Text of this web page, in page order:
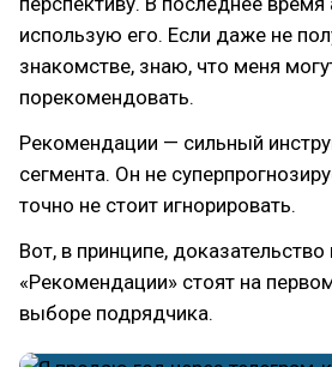
использую его. Если даже не
знакомстве, знаю, что меня
порекомендовать.
Рекомендации — сильный
сегмента. Он не
точно не стоит игнорировать.
Вот, в принципе,
«Рекомендации» стоят на
выборе подрядчика.